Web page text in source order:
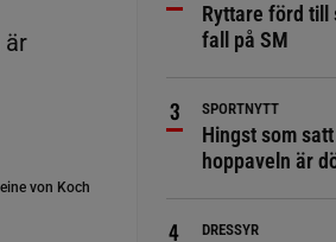
är
von Koch
Ryttare förd till
fall på SM
SPORTNYTT
Hingst som
hoppaveln är
DRESSYR